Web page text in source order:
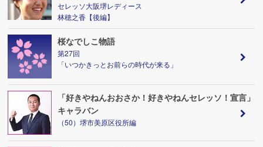
セレッソ大阪堺レディース
林穂之香【後編】
桜なでしこ物語
第27回
「いつかきっとお前らの時代が来る」
「好きやねんおおさか！好きやねんセレッソ！宣言」
キャラバン
（50）堺市美原区役所編